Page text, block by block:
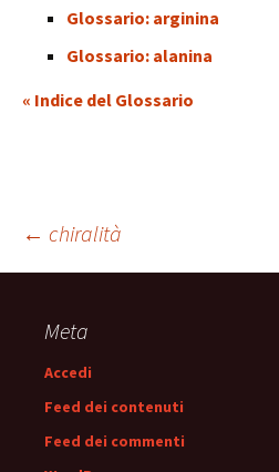
Glossario: arginina
Glossario: alanina
« Indice del Glossario
Navigazione
articolo
← chiralità
Meta
Accedi
Feed dei contenuti
Feed dei commenti